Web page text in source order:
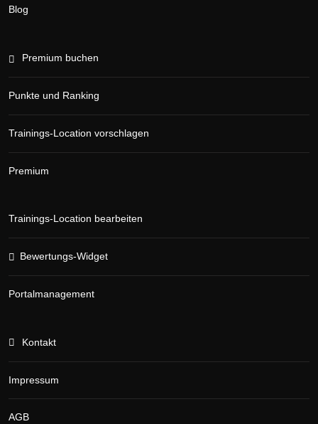
Blog
Premium buchen
Punkte und Ranking
Trainings-Location vorschlagen
Premium
Trainings-Location bearbeiten
Bewertungs-Widget
Portalmanagement
Kontakt
Impressum
AGB